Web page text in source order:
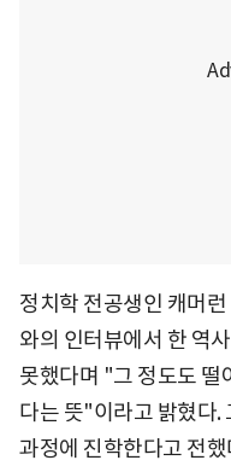
정치학 전공생인 캐머
와의 인터뷰에서 한 역
못했다며 "그 정도도 떨
다는 뜻"이라고 밝혔다.
과정에 진학한다고 전